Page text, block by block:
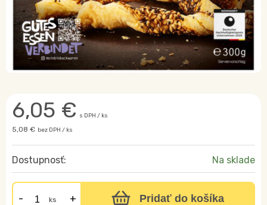
6,05 € s DPH / ks
5,08 € bez DPH / ks
Dostupnosť: Na sklade
ks Pridať do košíka